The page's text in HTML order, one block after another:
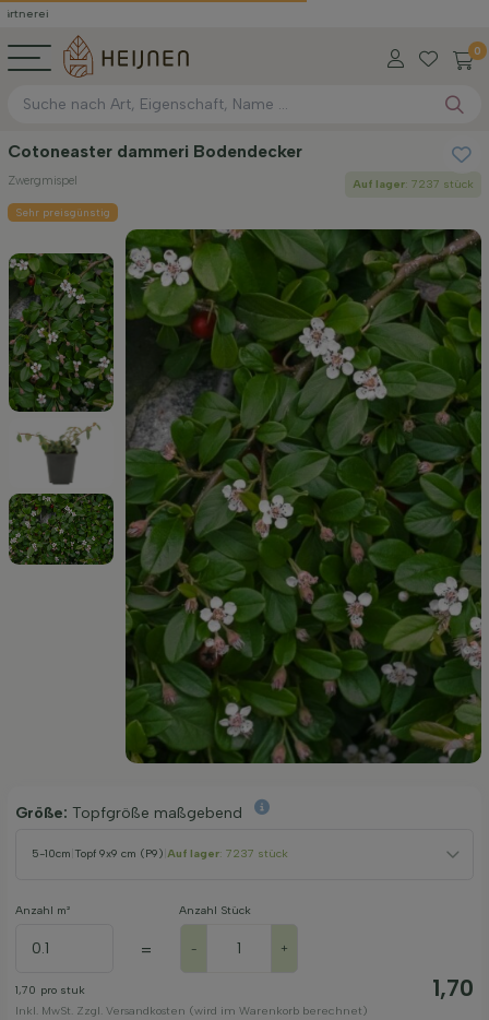
0
Cotoneaster dammeri Bodendecker
Zwergmispel Auf lager: 7237 stück
Sehr preisgünstig
Größe: Topfgröße maßgebend
5-10cm Topf 9x9 cm (P9) Auf lager: 7237 stück
Anzahl m²
=
Anzahl Stück
- +
1,70 pro stuk 1,70
Inkl. MwSt. Zzgl. Versandkosten (wird im Warenkorb berechnet)